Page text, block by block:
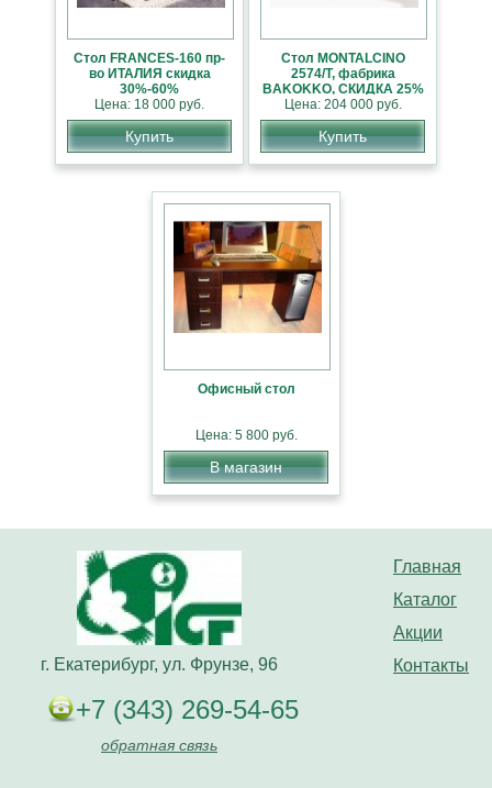
Стол FRANCES-160 пр-
во ИТАЛИЯ скидка
30%-60%
Цена: 18 000 руб.
Купить
Стол MONTALCINO
2574/T, фабрика
BAKOKKO, СКИДКА 25%
Цена: 204 000 руб.
Купить
Офисный стол
Цена: 5 800 руб.
В магазин
Главная
Каталог
Акции
Контакты
г. Екатерибург, ул. Фрунзе, 96
+7 (343) 269-54-65
обратная связь